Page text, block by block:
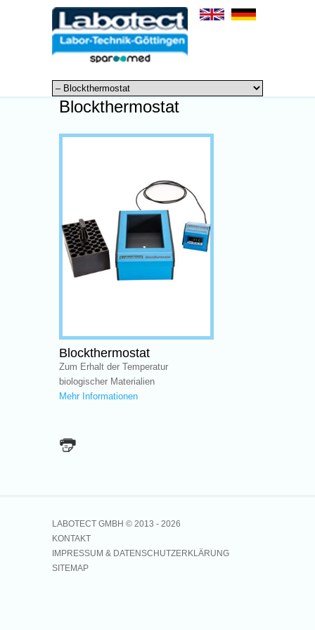
Blockthermostat
Blockthermostat
Zum Erhalt der Temperatur
biologischer Materialien
Mehr Informationen
LABOTECT GMBH © 2013 - 2026
KONTAKT
IMPRESSUM & DATENSCHUTZERKLÄRUNG
SITEMAP